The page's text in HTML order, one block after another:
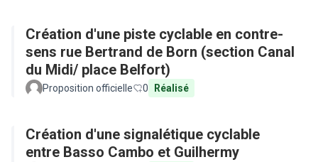
Création d'une piste cyclable en contre-
sens rue Bertrand de Born (section Canal
du Midi/ place Belfort)
Proposition officielle 0 Réalisé
Création d'une signalétique cyclable
entre Basso Cambo et Guilhermy